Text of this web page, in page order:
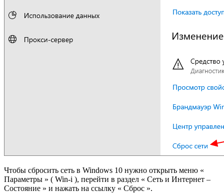
Чтобы сбросить сеть в Windows 10 нужно открыть меню «
Параметры » ( Win-i ), перейти в раздел « Сеть и Интернет –
Состояние » и нажать на ссылку « Сброс ».